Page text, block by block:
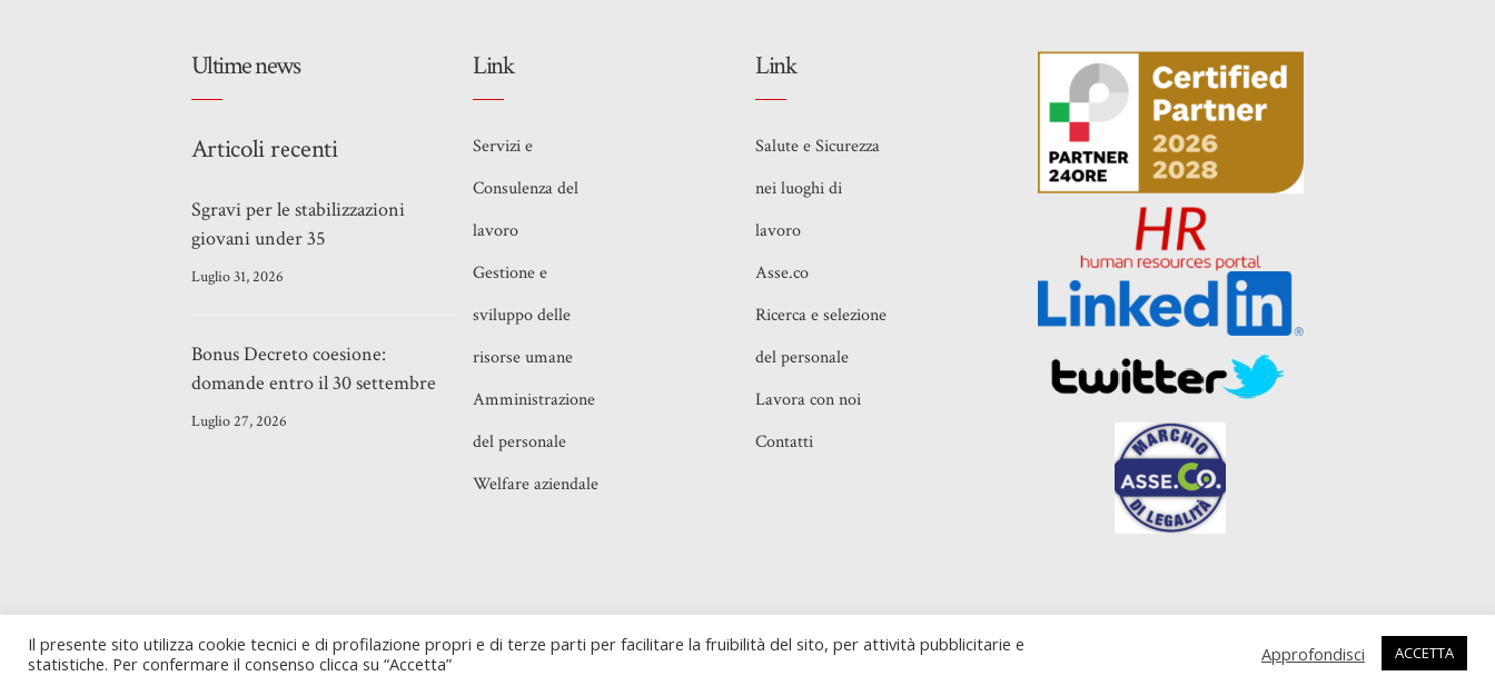
Ultime news
Articoli recenti
Sgravi per le stabilizzazioni
giovani under 35
Luglio 31, 2026
Bonus Decreto coesione:
domande entro il 30 settembre
Luglio 27, 2026
Link
Servizi e
Consulenza del
lavoro
Gestione e
sviluppo delle
risorse umane
Amministrazione
del personale
Welfare aziendale
Link
Salute e Sicurezza
nei luoghi di
lavoro
Asse.co
Ricerca e selezione
del personale
Lavora con noi
Contatti
Milano (MI) - P. IVA 10843450585
Il presente sito utilizza cookie tecnici e di profilazione propri e di terze parti per facilitare la fruibilità del sito, per attività pubblicitarie e
statistiche. Per confermare il consenso clicca su “Accetta”
Approfondisci ACCETTA